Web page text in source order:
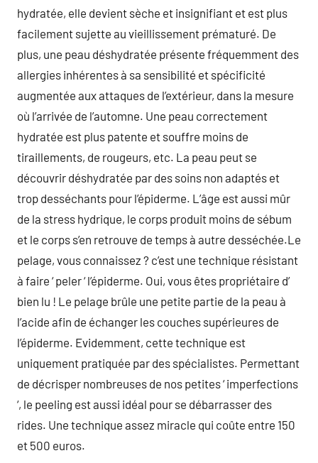
hydratée, elle devient sèche et insignifiant et est plus
facilement sujette au vieillissement prématuré. De
plus, une peau déshydratée présente fréquemment des
allergies inhérentes à sa sensibilité et spécificité
augmentée aux attaques de l’extérieur, dans la mesure
où l’arrivée de l’automne. Une peau correctement
hydratée est plus patente et souffre moins de
tiraillements, de rougeurs, etc. La peau peut se
découvrir déshydratée par des soins non adaptés et
trop desséchants pour l’épiderme. L’âge est aussi mûr
de la stress hydrique, le corps produit moins de sébum
et le corps s’en retrouve de temps à autre desséchée.Le
pelage, vous connaissez ? c’est une technique résistant
à faire ‘ peler ‘ l’épiderme. Oui, vous êtes propriétaire d’
bien lu ! Le pelage brûle une petite partie de la peau à
l’acide afin de échanger les couches supérieures de
l’épiderme. Evidemment, cette technique est
uniquement pratiquée par des spécialistes. Permettant
de décrisper nombreuses de nos petites ‘ imperfections
‘, le peeling est aussi idéal pour se débarrasser des
rides. Une technique assez miracle qui coûte entre 150
et 500 euros.